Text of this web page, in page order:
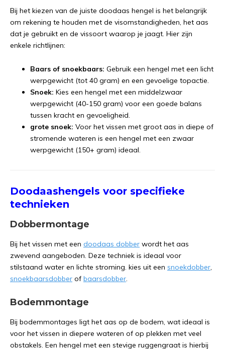
Bij het kiezen van de juiste doodaas hengel is het belangrijk
om rekening te houden met de visomstandigheden, het aas
dat je gebruikt en de vissoort waarop je jaagt. Hier zijn
enkele richtlijnen:
Baars of snoekbaars: Gebruik een hengel met een licht
werpgewicht (tot 40 gram) en een gevoelige topactie.
Snoek: Kies een hengel met een middelzwaar
werpgewicht (40-150 gram) voor een goede balans
tussen kracht en gevoeligheid.
grote snoek: Voor het vissen met groot aas in diepe of
stromende wateren is een hengel met een zwaar
werpgewicht (150+ gram) ideaal.
Doodaashengels voor specifieke
technieken
Dobbermontage
Bij het vissen met een doodaas dobber wordt het aas
zwevend aangeboden. Deze techniek is ideaal voor
stilstaand water en lichte stroming. kies uit een snoekdobber,
snoekbaarsdobber of baarsdobber.
Bodemmontage
Bij bodemmontages ligt het aas op de bodem, wat ideaal is
voor het vissen in diepere wateren of op plekken met veel
obstakels. Een hengel met een stevige ruggengraat is hierbij